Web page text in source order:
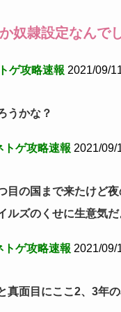
奴隷設定なんで
ゲ攻略速報 2021/09/
うかな？
トゲ攻略速報 2021/09/
目の国まで来たけど
ルズのくせに生意気だ
トゲ攻略速報 2021/09/
真面目にここ2、3年